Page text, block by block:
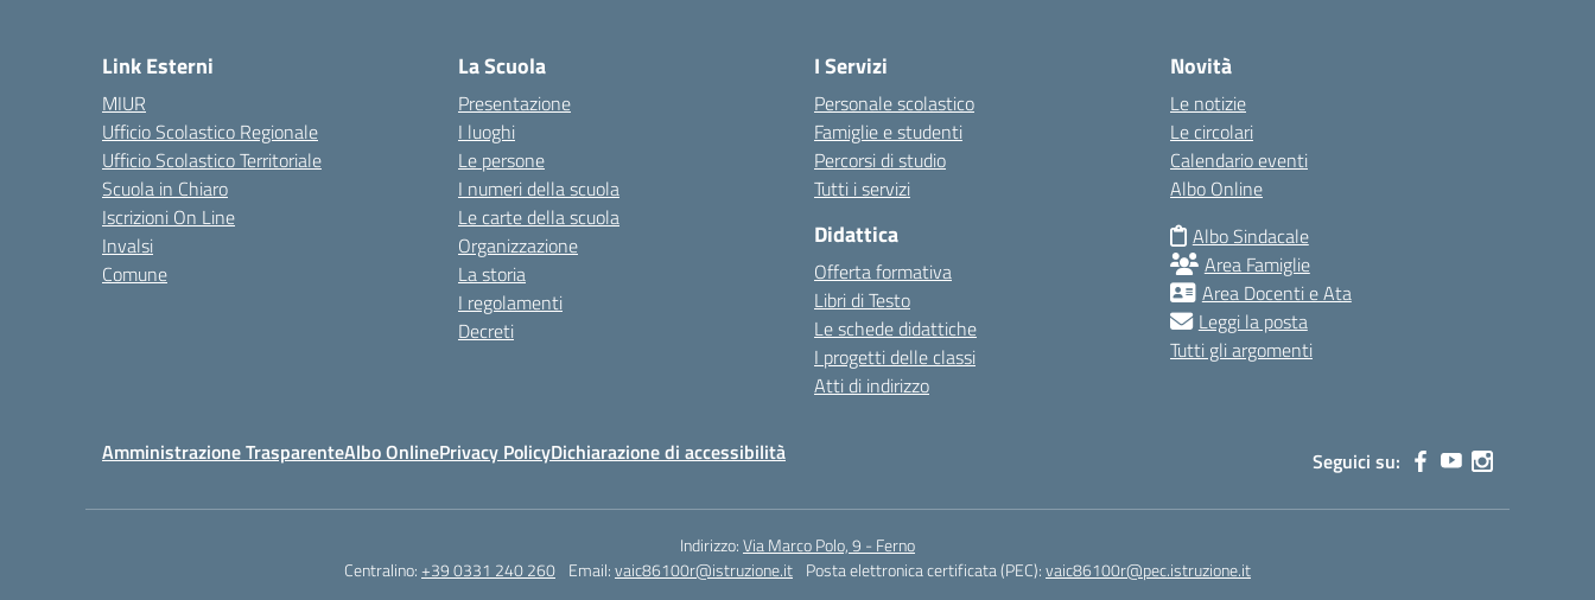
Link Esterni
MIUR
Ufficio Scolastico Regionale
Ufficio Scolastico Territoriale
Scuola in Chiaro
Iscrizioni On Line
Invalsi
Comune
La Scuola
Presentazione
I luoghi
Le persone
I numeri della scuola
Le carte della scuola
Organizzazione
La storia
I regolamenti
Decreti
I Servizi
Personale scolastico
Famiglie e studenti
Percorsi di studio
Tutti i servizi
Didattica
Offerta formativa
Libri di Testo
Le schede didattiche
I progetti delle classi
Atti di indirizzo
Novità
Le notizie
Le circolari
Calendario eventi
Albo Online
Albo Sindacale
Area Famiglie
Area Docenti e Ata
Leggi la posta
Tutti gli argomenti
Amministrazione TrasparenteAlbo OnlinePrivacy PolicyDichiarazione di accessibilità Seguici su:
Indirizzo:Via Marco Polo, 9 - Ferno
Centralino:+39 0331 240 260 Email:vaic86100r@istruzione.it Posta elettronica certificata (PEC):vaic86100r@pec.istruzione.it